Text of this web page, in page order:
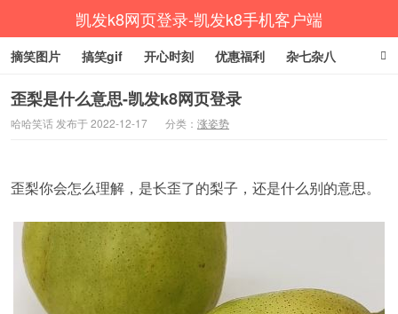
凯发k8网页登录-凯发k8手机客户端
摘笑图片 搞笑gif 开心时刻 优惠福利 杂七杂八
生活健康 涨姿势
歪梨是什么意思-凯发k8网页登录
哈哈笑话 发布于 2022-12-17 分类： 涨姿势
歪梨你会怎么理解，是长歪了的梨子，还是什么别的意思。